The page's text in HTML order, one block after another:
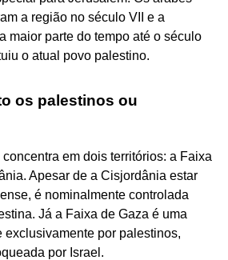
a região no século VII e a
maior parte do tempo até o século
o atual povo palestino.
os palestinos ou
em dois territórios: a Faixa
Apesar de a Cisjordânia estar
é nominalmente controlada
Já a Faixa de Gaza é uma
exclusivamente por palestinos,
por Israel.